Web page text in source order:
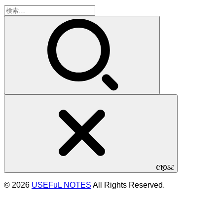
検
索:
CLOSE
© 2026 USEFuL NOTES All Rights Reserved.